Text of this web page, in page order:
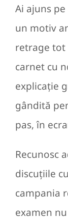
Ai ajuns
un motiv
retrage tot
carnet cu
explicație
gândită
pas, în
Recunosc
discuțiile
campania
examen